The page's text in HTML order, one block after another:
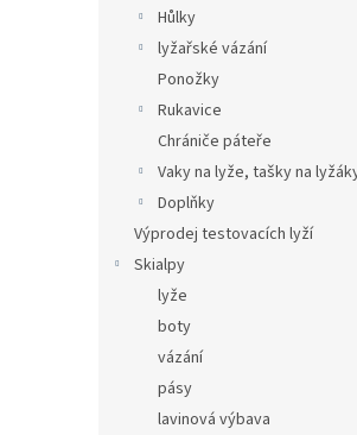
Hůlky
lyžařské vázání
Ponožky
Rukavice
Chrániče páteře
Vaky na lyže, tašky na
Doplňky
Výprodej testovacích lyží
Skialpy
lyže
boty
vázání
pásy
lavinová výbava